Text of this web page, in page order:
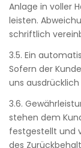
Anlage in voller
leisten.
schriftlich
3.5. Ein
Sofern der
uns
3.6.
stehen dem
festgestellt und
des